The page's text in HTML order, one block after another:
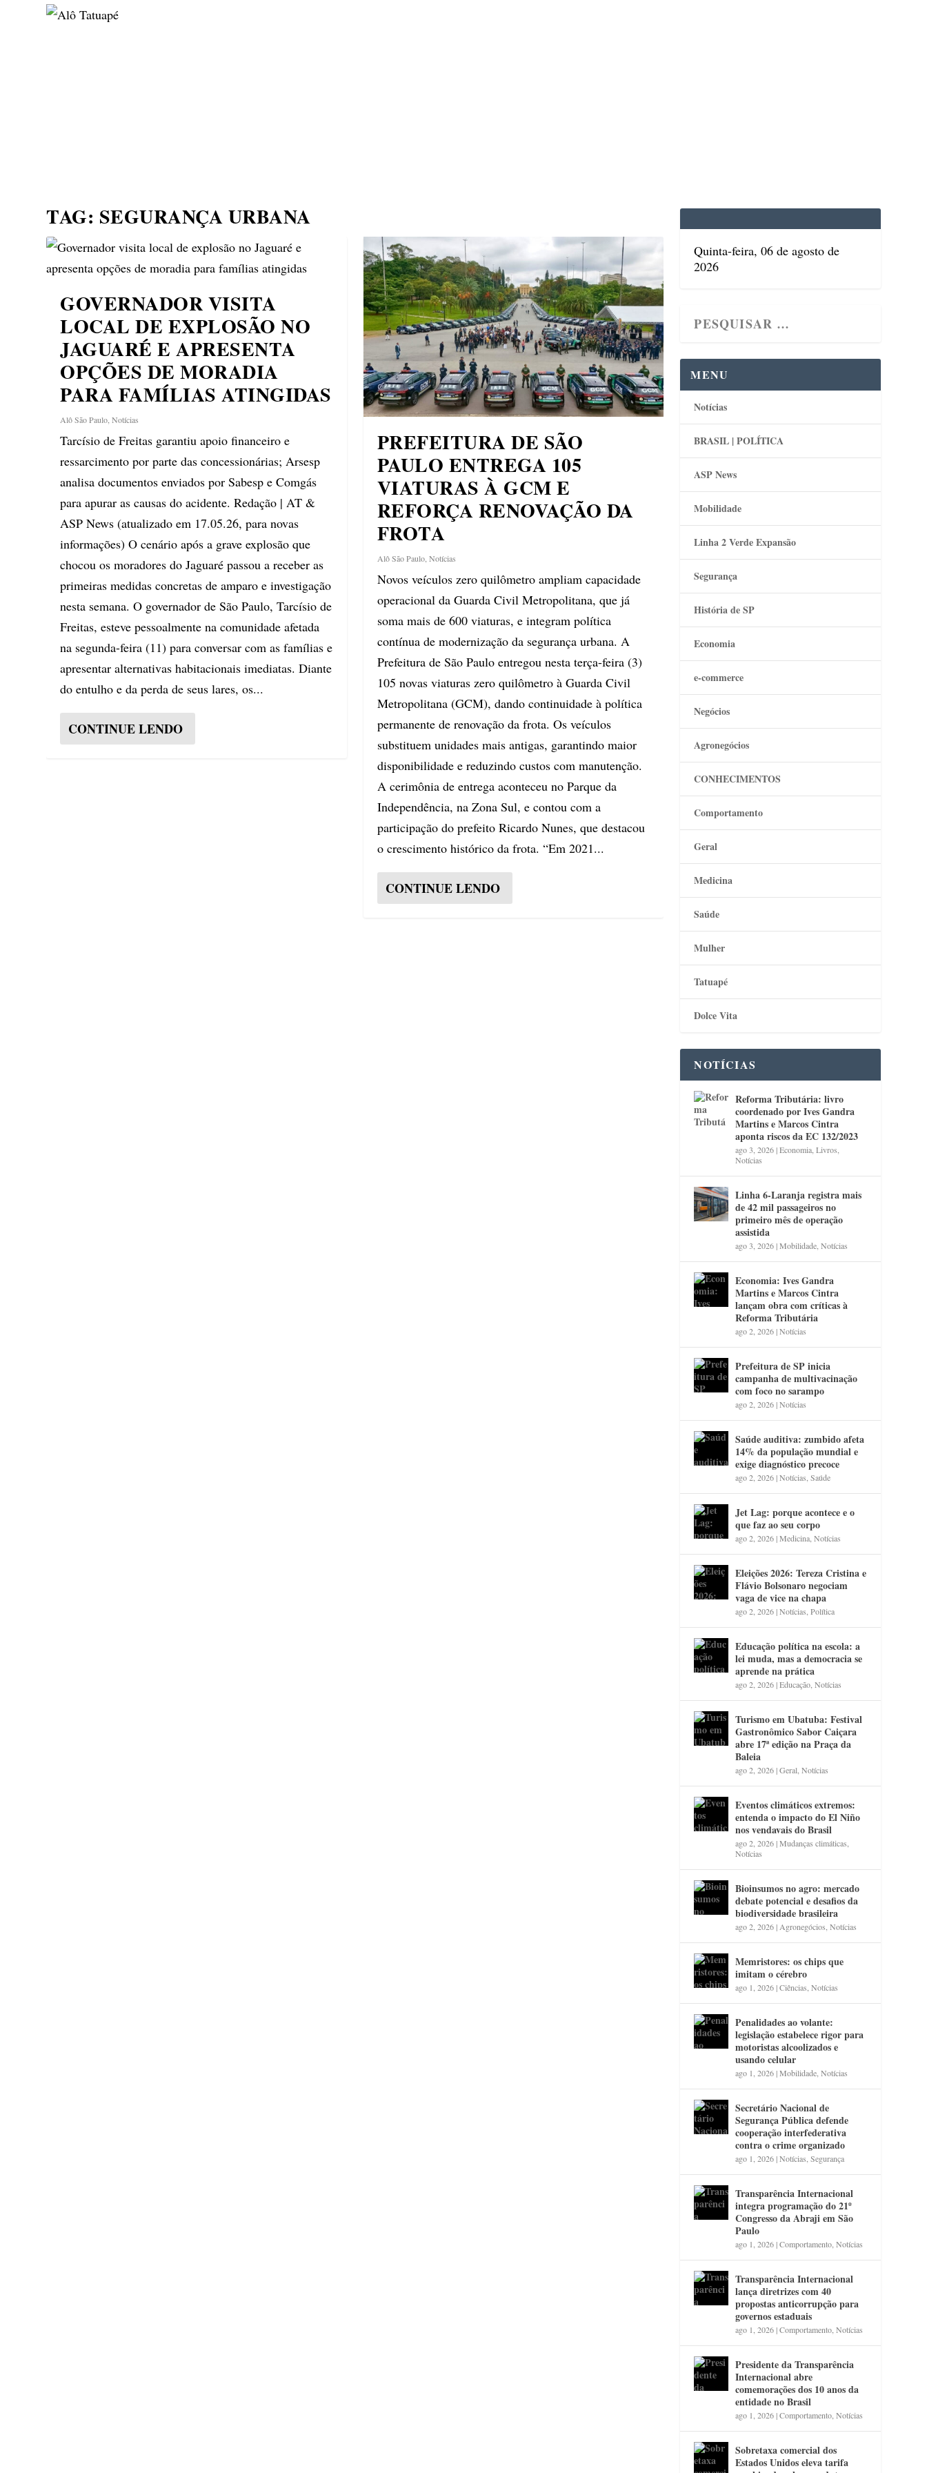
TAG: SEGURANÇA URBANA
GOVERNADOR VISITA
LOCAL DE EXPLOSÃO NO
JAGUARÉ E APRESENTA
OPÇÕES DE MORADIA
PARA FAMÍLIAS ATINGIDAS
Alô São Paulo ,Notícias
Tarcísio de Freitas garantiu apoio financeiro e
ressarcimento por parte das concessionárias; Arsesp
analisa documentos enviados por Sabesp e Comgás
para apurar as causas do acidente. Redação | AT &
ASP News (atualizado em 17.05.26, para novas
informações) O cenário após a grave explosão que
chocou os moradores do Jaguaré passou a receber as
primeiras medidas concretas de amparo e investigação
nesta semana. O governador de São Paulo, Tarcísio de
Freitas, esteve pessoalmente na comunidade afetada
na segunda-feira (11) para conversar com as famílias e
apresentar alternativas habitacionais imediatas. Diante
do entulho e da perda de seus lares, os...
CONTINUE LENDO
PREFEITURA DE SÃO
PAULO ENTREGA 105
VIATURAS À GCM E
REFORÇA RENOVAÇÃO DA
FROTA
Alô São Paulo, Notícias
Novos veículos zero quilômetro ampliam capacidade
operacional da Guarda Civil Metropolitana, que já
soma mais de 600 viaturas, e integram política
contínua de modernização da segurança urbana. A
Prefeitura de São Paulo entregou nesta terça-feira (3)
105 novas viaturas zero quilômetro à Guarda Civil
Metropolitana (GCM), dando continuidade à política
permanente de renovação da frota. Os veículos
substituem unidades mais antigas, garantindo maior
disponibilidade e reduzindo custos com manutenção.
A cerimônia de entrega aconteceu no Parque da
Independência, na Zona Sul, e contou com a
participação do prefeito Ricardo Nunes, que destacou
o crescimento histórico da frota. “Em 2021...
CONTINUE LENDO
Quinta-feira, 06 de agosto de
2026
MENU
Notícias
BRASIL | POLÍTICA
ASP News
Mobilidade
Linha 2 Verde Expansão
Segurança
História de SP
Economia
e-commerce
Negócios
Agronegócios
CONHECIMENTOS
Comportamento
Geral
Medicina
Saúde
Mulher
Tatuapé
Dolce Vita
NOTÍCIAS
Reforma Tributária: livro
coordenado por Ives Gandra
Martins e Marcos Cintra
aponta riscos da EC 132/2023
ago 3, 2026|Economia ,Livros
Notícias
Linha 6-Laranja registra mais
de 42 mil passageiros no
primeiro mês de operação
assistida
ago 3, 2026|Mobilidade ,Notícias
Economia: Ives Gandra
Martins e Marcos Cintra
lançam obra com críticas à
Reforma Tributária
ago 2, 2026|Notícias
Prefeitura de SP inicia
campanha de multivacinação
com foco no sarampo
ago 2, 2026|Notícias
Saúde auditiva: zumbido afeta
14% da população mundial e
exige diagnóstico precoce
ago 2, 2026|Notícias ,Saúde
Jet Lag: porque acontece e o
que faz ao seu corpo
ago 2, 2026|Medicina ,Notícias
Eleições 2026: Tereza Cristina e
Flávio Bolsonaro negociam
vaga de vice na chapa
ago 2, 2026|Notícias ,Política
Educação política na escola: a
lei muda, mas a democracia se
aprende na prática
ago 2, 2026|Educação ,Notícias
Turismo em Ubatuba: Festival
Gastronômico Sabor Caiçara
abre 17ª edição na Praça da
Baleia
ago 2, 2026|Geral ,Notícias
Eventos climáticos extremos:
entenda o impacto do El Niño
nos vendavais do Brasil
ago 2, 2026|Mudanças climáticas
Notícias
Bioinsumos no agro: mercado
debate potencial e desafios da
biodiversidade brasileira
ago 2, 2026| Agronegócios ,Notícias
Memristores: os chips que
imitam o cérebro
ago 1, 2026|Ciências ,Notícias
Penalidades ao volante:
legislação estabelece rigor para
motoristas alcoolizados e
usando celular
ago 1, 2026|Mobilidade ,Notícias
Secretário Nacional de
Segurança Pública defende
cooperação interfederativa
contra o crime organizado
ago 1, 2026|Notícias ,Segurança
Transparência Internacional
integra programação do 21º
Congresso da Abraji em São
Paulo
ago 1, 2026|Comportamento ,Notícias
Transparência Internacional
lança diretrizes com 40
propostas anticorrupção para
governos estaduais
ago 1, 2026|Comportamento ,Notícias
Presidente da Transparência
Internacional abre
comemorações dos 10 anos da
entidade no Brasil
ago 1, 2026|Comportamento ,Notícias
Sobretaxa comercial dos
Estados Unidos eleva tarifa